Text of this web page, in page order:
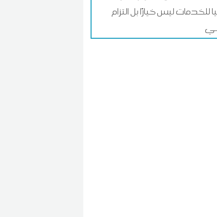
للخدمات ليس خيارًا بل التزام